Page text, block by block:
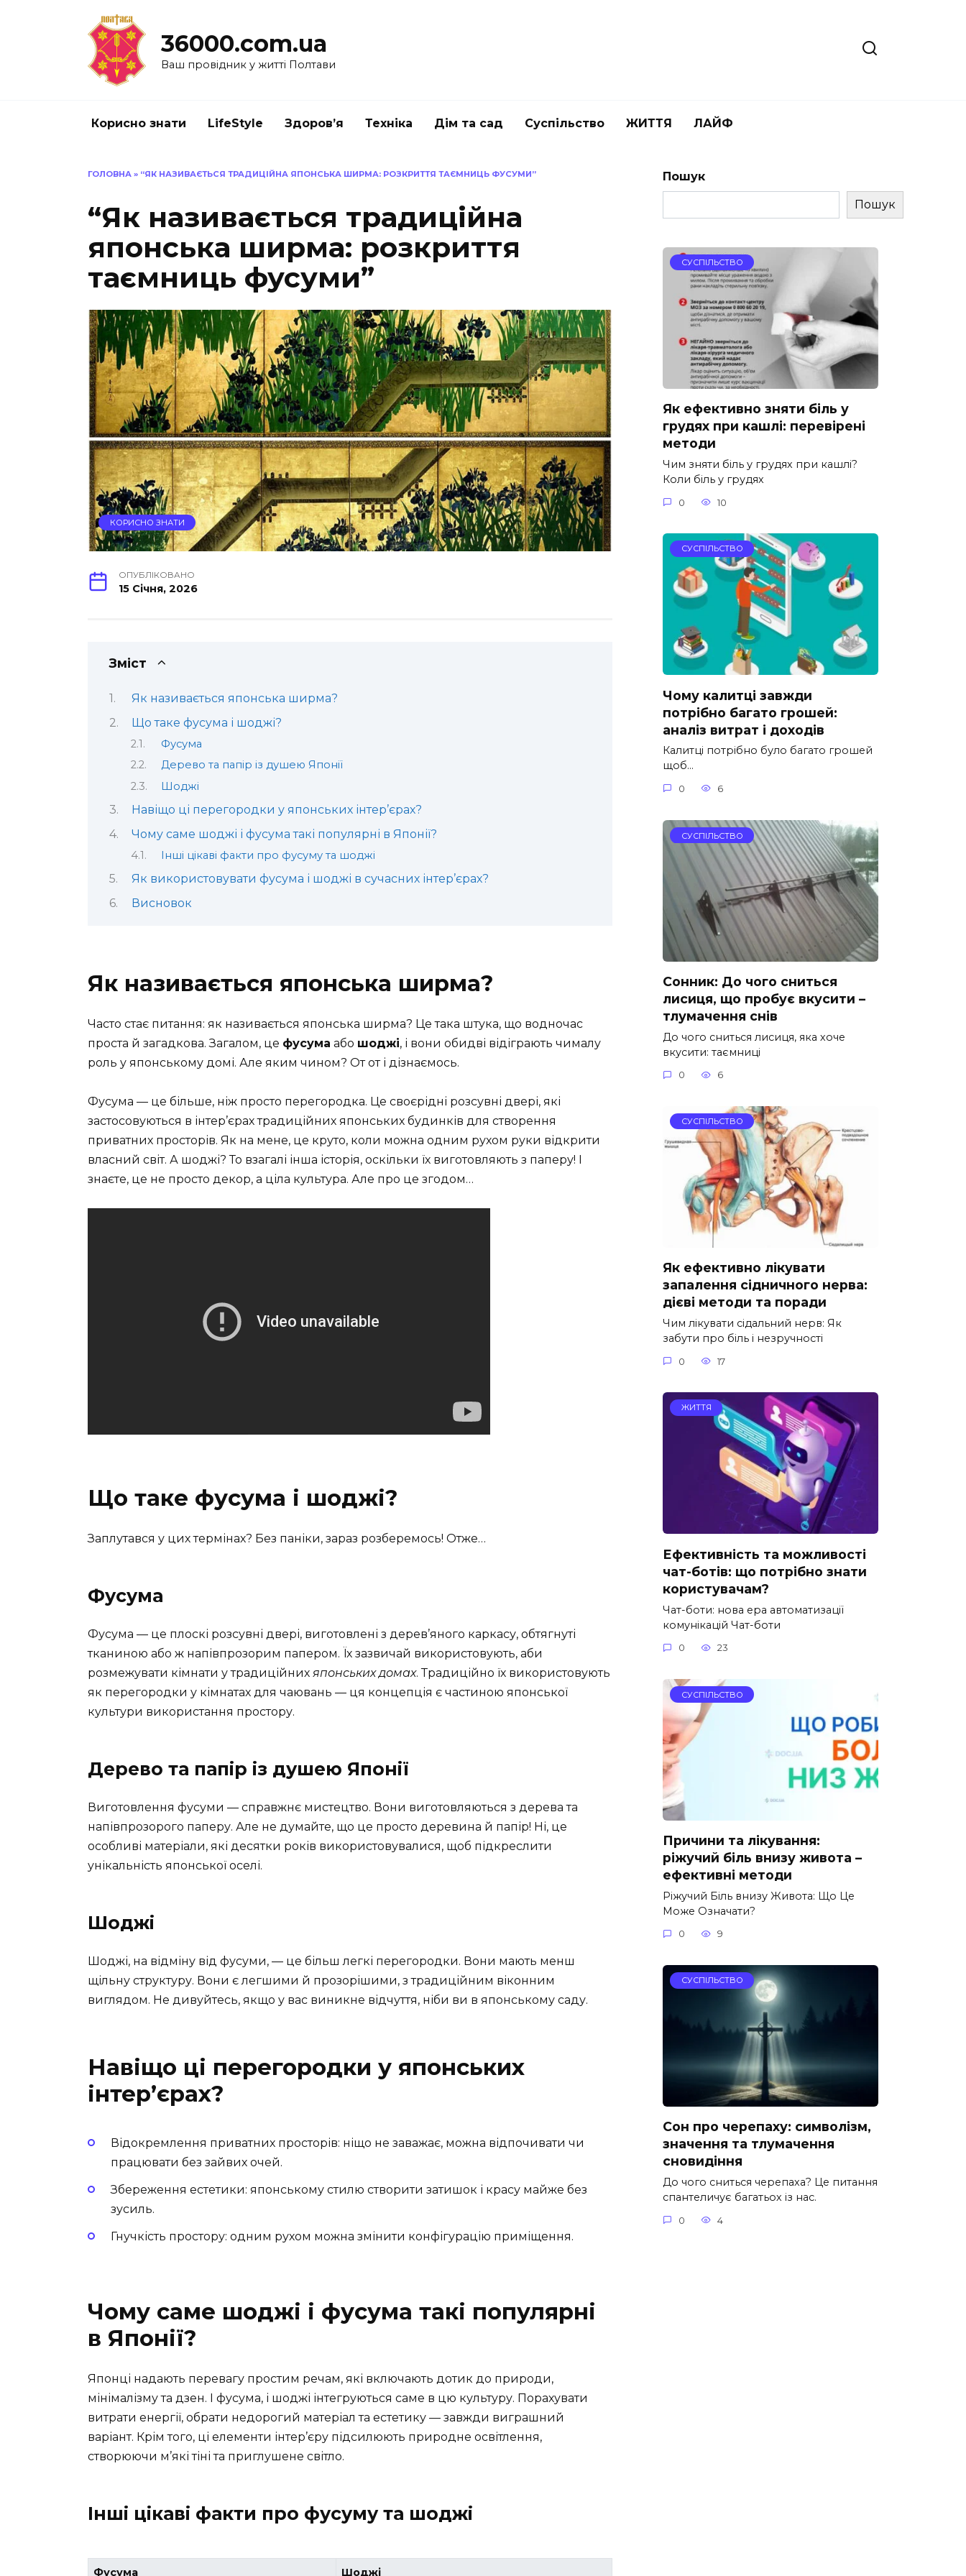
36000.com.ua
Ваш провідник у житті Полтави
Корисно знати LifeStyle Здоров’я Техніка Дім та сад Суспільство ЖИТТЯ ЛАЙФ
ГОЛОВНА » “ЯК НАЗИВАЄТЬСЯ ТРАДИЦІЙНА ЯПОНСЬКА ШИРМА: РОЗКРИТТЯ ТАЄМНИЦЬ ФУСУМИ”
“Як називається традиційна
японська ширма: розкриття
таємниць фусуми”
КОРИСНО ЗНАТИ
ОПУБЛІКОВАНО
15 Січня, 2026
Зміст
Як називається японська ширма?
Що таке фусума і шоджі?
Фусума
Дерево та папір із душею Японії
Шоджі
Навіщо ці перегородки у японських інтер’єрах?
Чому саме шоджі і фусума такі популярні в Японії?
Інші цікаві факти про фусуму та шоджі
Як використовувати фусума і шоджі в сучасних інтер’єрах?
Висновок
Як називається японська ширма?
Часто стає питання: як називається японська ширма? Це така штука, що водночас
проста й загадкова. Загалом, це фусума або шоджі, і вони обидві відіграють чималу
роль у японському домі. Але яким чином? От от і дізнаємось.
Фусума — це більше, ніж просто перегородка. Це своєрідні розсувні двері, які
застосовуються в інтер’єрах традиційних японських будинків для створення
приватних просторів. Як на мене, це круто, коли можна одним рухом руки відкрити
власний світ. А шоджі? То взагалі інша історія, оскільки їх виготовляють з паперу! І
знаєте, це не просто декор, а ціла культура. Але про це згодом…
Що таке фусума і шоджі?
Заплутався у цих термінах? Без паніки, зараз розберемось! Отже…
Фусума
Фусума — це плоскі розсувні двері, виготовлені з дерев’яного каркасу, обтягнуті
тканиною або ж напівпрозорим папером. Їх зазвичай використовують, аби
розмежувати кімнати у традиційних японських домах. Традиційно їх використовують
як перегородки у кімнатах для чаювань — ця концепція є частиною японської
культури використання простору.
Дерево та папір із душею Японії
Виготовлення фусуми — справжнє мистецтво. Вони виготовляються з дерева та
напівпрозорого паперу. Але не думайте, що це просто деревина й папір! Ні, це
особливі матеріали, які десятки років використовувалися, щоб підкреслити
унікальність японської оселі.
Шоджі
Шоджі, на відміну від фусуми, — це більш легкі перегородки. Вони мають менш
щільну структуру. Вони є легшими й прозорішими, з традиційним віконним
виглядом. Не дивуйтесь, якщо у вас виникне відчуття, ніби ви в японському саду.
Навіщо ці перегородки у японських
інтер’єрах?
Відокремлення приватних просторів: ніщо не заважає, можна відпочивати чи
працювати без зайвих очей.
Збереження естетики: японському стилю створити затишок і красу майже без
зусиль.
Гнучкість простору: одним рухом можна змінити конфігурацію приміщення.
Чому саме шоджі і фусума такі популярні
в Японії?
Японці надають перевагу простим речам, які включають дотик до природи,
мінімалізму та дзен. І фусума, і шоджі інтегруються саме в цю культуру. Порахувати
витрати енергії, обрати недорогий матеріал та естетику — завжди виграшний
варіант. Крім того, ці елементи інтер’єру підсилюють природне освітлення,
створюючи м’які тіні та приглушене світло.
Інші цікаві факти про фусуму та шоджі
Фусума Шоджі
Пошук
Пошук
СУСПІЛЬСТВО
Як ефективно зняти біль у
грудях при кашлі: перевірені
методи
Чим зняти біль у грудях при кашлі?
Коли біль у грудях
0 10
СУСПІЛЬСТВО
Чому калитці завжди
потрібно багато грошей:
аналіз витрат і доходів
Калитці потрібно було багато грошей
щоб…
0 6
СУСПІЛЬСТВО
Сонник: До чого сниться
лисиця, що пробує вкусити –
тлумачення снів
До чого сниться лисиця, яка хоче
вкусити: таємниці
0 6
СУСПІЛЬСТВО
Як ефективно лікувати
запалення сідничного нерва:
дієві методи та поради
Чим лікувати сідальний нерв: Як
забути про біль і незручності
0 17
ЖИТТЯ
Ефективність та можливості
чат-ботів: що потрібно знати
користувачам?
Чат-боти: нова ера автоматизації
комунікацій Чат-боти
0 23
СУСПІЛЬСТВО
Причини та лікування:
ріжучий біль внизу живота –
ефективні методи
Ріжучий Біль внизу Живота: Що Це
Може Означати?
0 9
СУСПІЛЬСТВО
Сон про черепаху: символізм,
значення та тлумачення
сновидіння
До чого сниться черепаха? Це питання
спантеличує багатьох із нас.
0 4